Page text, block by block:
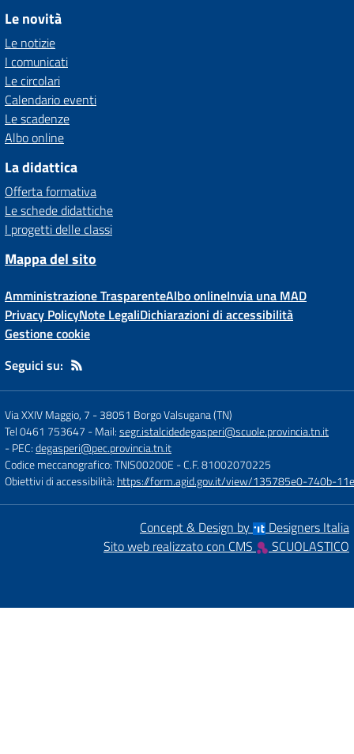
Le novità
Le notizie
I comunicati
Le circolari
Calendario eventi
Le scadenze
Albo online
La didattica
Offerta formativa
Le schede didattiche
I progetti delle classi
Mappa del sito
Amministrazione TrasparenteAlbo onlineInvia una MAD
Privacy PolicyNote LegaliDichiarazioni di accessibilità
Gestione cookie
Seguici su:
Via XXIV Maggio, 7 -38051 Borgo Valsugana (TN)
Tel 0461 753647 - Mail:segr.istalcidedegasperi@scuole.provincia.tn.it
- PEC:degasperi@pec.provincia.tn.it
Codice meccanografico: TNIS00200E - C.F. 81002070225
Obiettivi di accessibilità: https://form.agid.gov.it/view/135785e0-740b-
Concept & Design by
Designers Italia
Sito web realizzato con CMS
SCUOLASTICO